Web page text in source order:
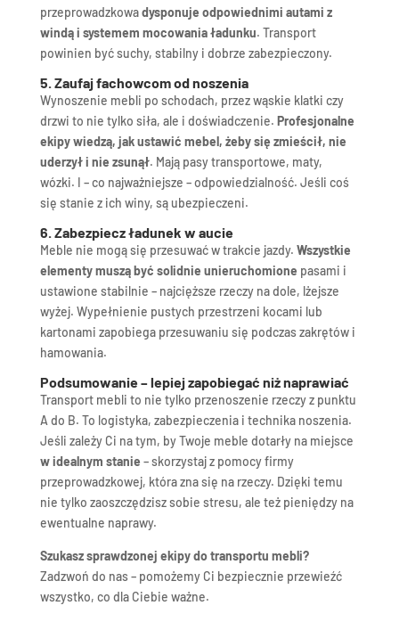
przeprowadzkowadysponuje odpowiednimi autami z
windą i systemem mocowania ładunku. Transport
powinien być suchy, stabilny i dobrze zabezpieczony.
5. Zaufaj fachowcom od noszenia
Wynoszenie mebli po schodach, przez wąskie klatki czy
drzwi to nie tylko siła, ale i doświadczenie. Profesjonalne
ekipy wiedzą, jak ustawić mebel, żeby się zmieścił, nie
uderzył i nie zsunął. Mają pasy transportowe, maty,
wózki. I – co najważniejsze – odpowiedzialność. Jeśli coś
się stanie z ich winy, są ubezpieczeni.
6. Zabezpiecz ładunek w aucie
Meble nie mogą się przesuwać w trakcie jazdy. Wszystkie
elementy muszą być solidnie unieruchomione pasami i
ustawione stabilnie – najcięższe rzeczy na dole, lżejsze
wyżej. Wypełnienie pustych przestrzeni kocami lub
kartonami zapobiega przesuwaniu się podczas zakrętów i
hamowania.
Podsumowanie – lepiej zapobiegać niż naprawiać
Transport mebli to nie tylko przenoszenie rzeczy z punktu
A do B. To logistyka, zabezpieczenia i technika noszenia.
Jeśli zależy Ci na tym, by Twoje meble dotarły na miejsce
w idealnym stanie – skorzystaj z pomocy firmy
przeprowadzkowej, która zna się na rzeczy. Dzięki temu
nie tylko zaoszczędzisz sobie stresu, ale też pieniędzy na
ewentualne naprawy.
Szukasz sprawdzonej ekipy do transportu mebli?
Zadzwoń do nas – pomożemy Ci bezpiecznie przewieźć
wszystko, co dla Ciebie ważne.